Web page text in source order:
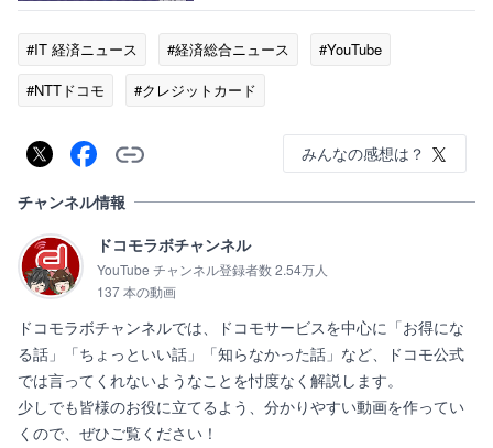
#IT 経済ニュース #経済総合ニュース
#YouTube
#NTTドコモ
#クレジットカード
みんなの感想は？
チャンネル情報
ドコモラボチャンネル
YouTube チャンネル登録者数 2.54万人
137 本の動画
ドコモラボチャンネルでは、ドコモサービスを中心に「お得にな
る話」「ちょっといい話」「知らなかった話」など、ドコモ公式
では言ってくれないようなことを忖度なく解説します。
少しでも皆様のお役に立てるよう、分かりやすい動画を作ってい
くので、ぜひご覧ください！